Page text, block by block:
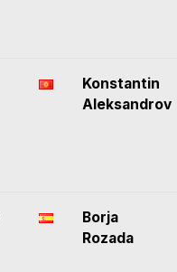
Konstantin
Aleksandrov
Borja
Rozada